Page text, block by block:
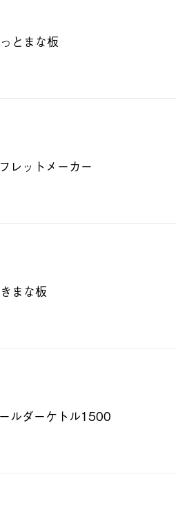
とまな板
レットメーカー
まな板
ルダーケトル1500